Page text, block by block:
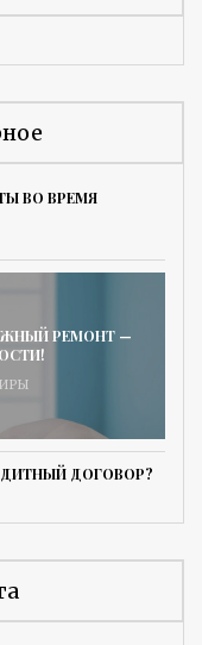
ВО ВРЕМЯ
РЕМОНТ —
ДОГОВОР?